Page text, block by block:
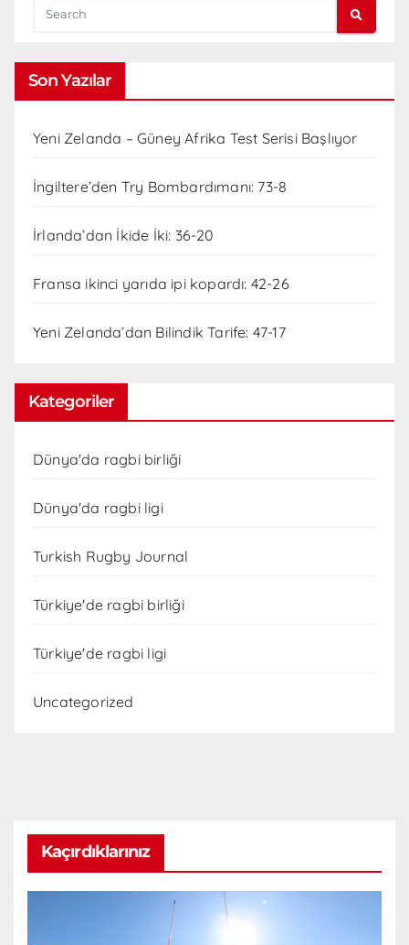
Son Yazılar
Yeni Zelanda – Güney Afrika Test Serisi Başlıyor
İngiltere’den Try Bombardımanı: 73-8
İrlanda’dan İkide İki: 36-20
Fransa ikinci yarıda ipi kopardı: 42-26
Yeni Zelanda’dan Bilindik Tarife: 47-17
Kategoriler
Dünya'da ragbi birliği
Dünya'da ragbi ligi
Turkish Rugby Journal
Türkiye'de ragbi birliği
Türkiye'de ragbi ligi
Uncategorized
Kaçırdıklarınız